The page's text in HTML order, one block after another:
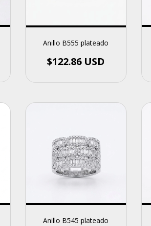
Anillo B555 plateado
$122.86 USD
Anillo B545 plateado